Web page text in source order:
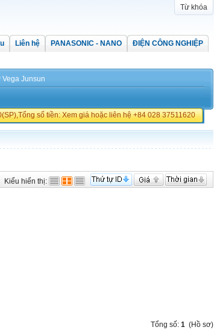
Từ khóa
Liên hệ PANASONIC - NANO
ĐIỆN CÔNG NGHIỆP
Vega Junsun
số tiền: Xem giá hoặc liên hệ +84 028 37511620
Kiểu hiển thị:
Tổng số: 1 (Hồ sơ)